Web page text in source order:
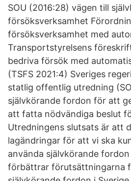
SOU (2016:28) vägen till
försöksverksamhet
försöksverksamhet med
Transportstyrelsens
bedriva försök med
(TSFS 2021:4) Sveriges
statlig offentlig utredning
självkörande fordon för att
att fatta nödvändiga beslut
Utredningens slutsats är att
lagändringar för att vi ska
använda självkörande
förbättrar förutsättningarna